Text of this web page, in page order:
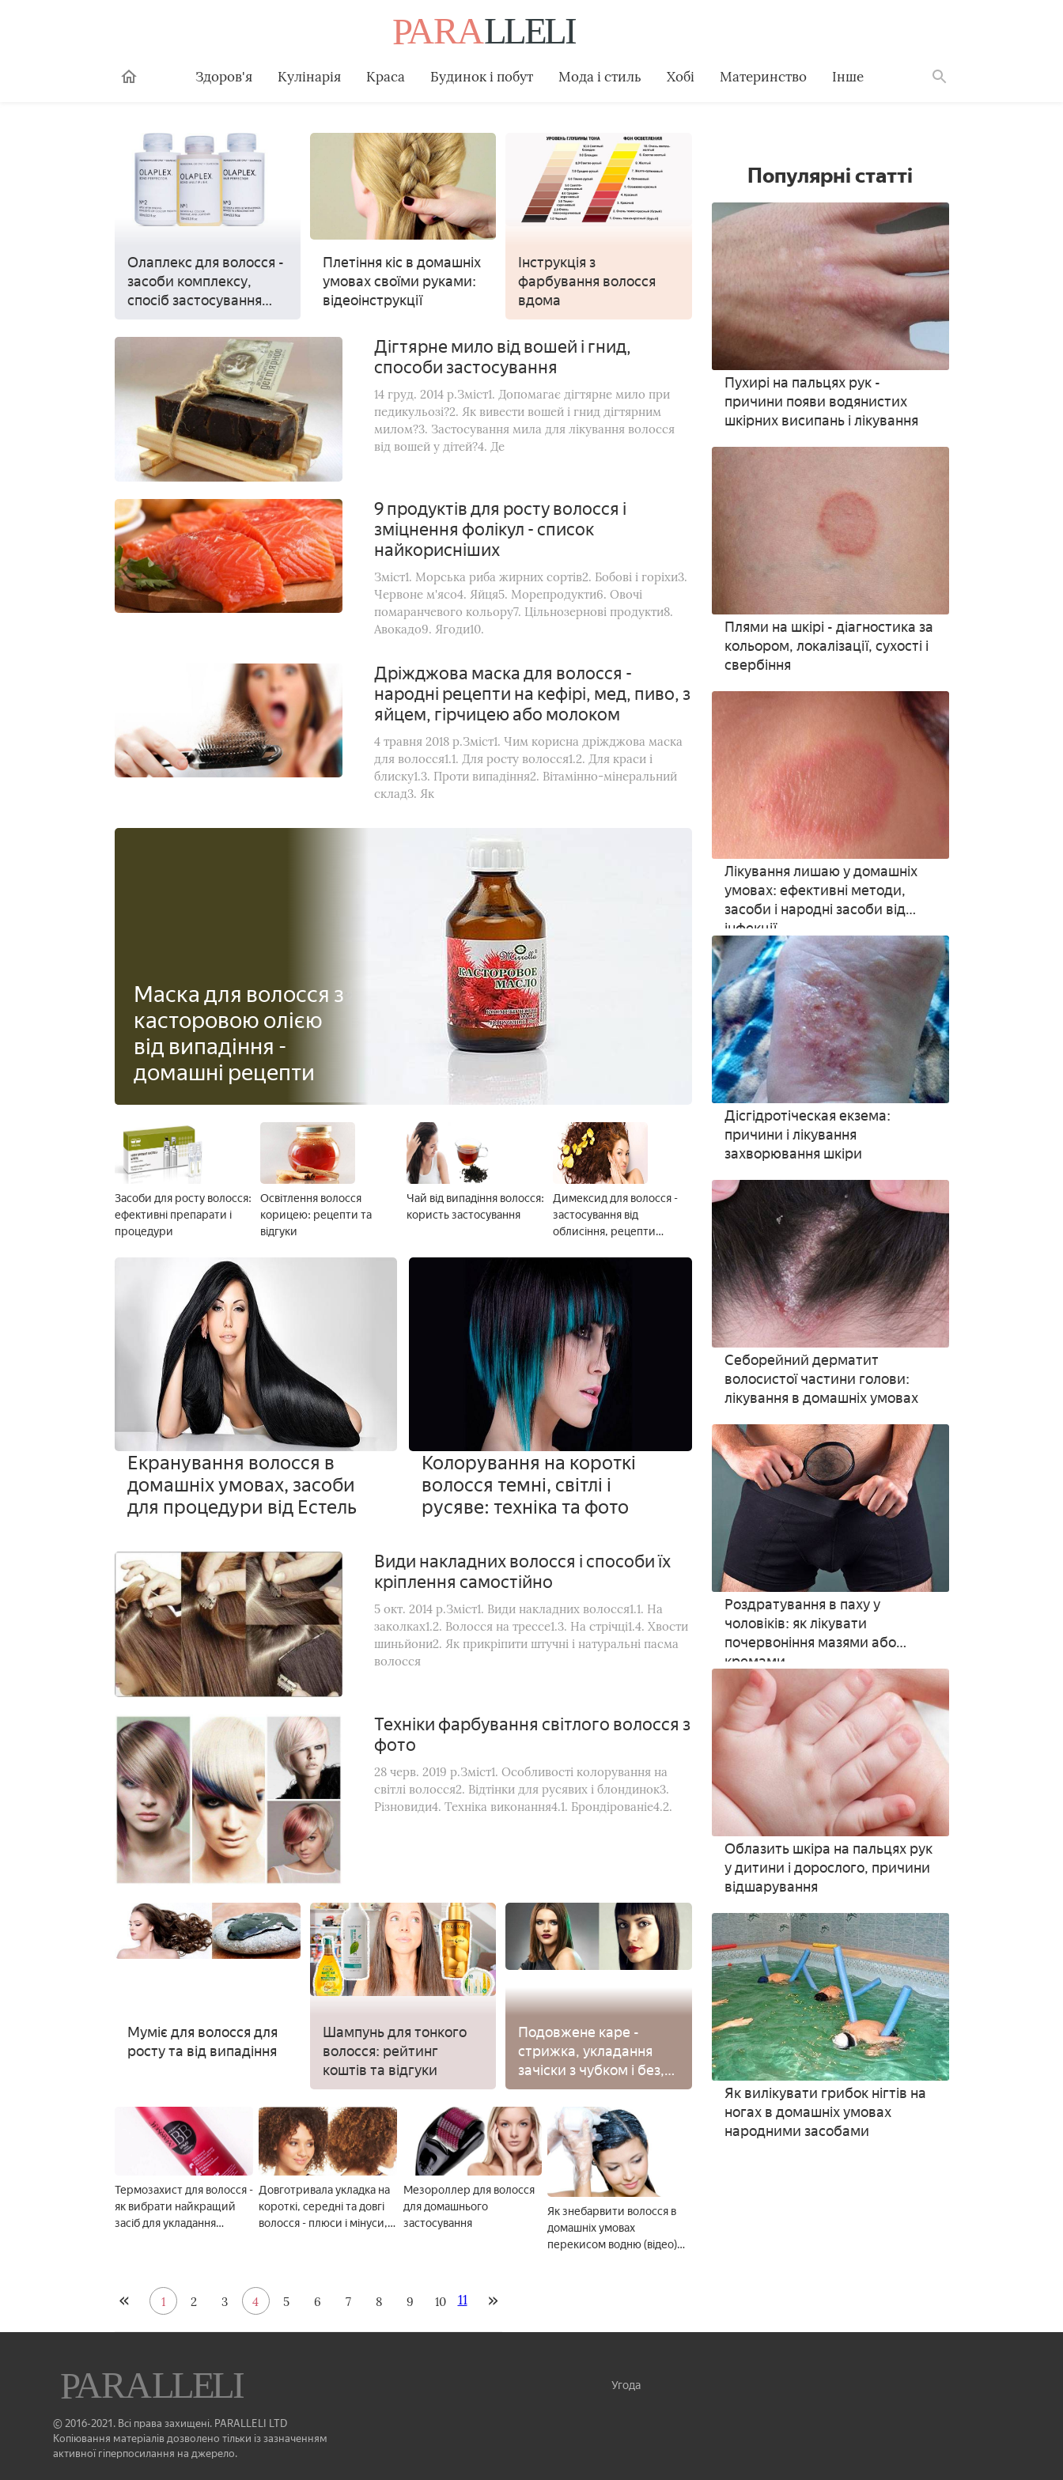
Здоров'я Кулінарія Краса Будинок і побут Мода і стиль Хобі Материнство Інше
Олаплекс для волосся -
засоби комплексу,
спосіб застосування
і для відновлення
Плетіння кіс в домашніх
умовах своїми руками:
відеоінструкції
Інструкція з
фарбування волосся
вдома
Дігтярне мило від вошей і гнид,
способи застосування
14 груд. 2014 р.Зміст1. Допомагає дігтярне мило при
педикульозі?2. Як вивести вошей і гнид дігтярним
милом?3. Застосування мила для лікування волосся
від вошей у дітей?4. Де
9 продуктів для росту волосся і
зміцнення фолікул - список
найкорисніших
Зміст1. Морська риба жирних сортів2. Бобові і горіхи3.
Червоне м'ясо4. Яйця5. Морепродукти6. Овочі
помаранчевого кольору7. Цільнозернові продукти8.
Авокадо9. Ягоди10.
Дріжджова маска для волосся -
народні рецепти на кефірі, мед, пиво, з
яйцем, гірчицею або молоком
4 травня 2018 р.Зміст1. Чим корисна дріжджова маска
для волосся1.1. Для росту волосся1.2. Для краси і
блиску1.3. Проти випадіння2. Вітамінно-мінеральний
склад3. Як
Маска для волосся з
касторовою олією
від випадіння -
домашні рецепти
Засоби для росту волосся:
ефективні препарати і
процедури
Освітлення волосся
корицею: рецепти та
відгуки
Чай від випадіння волосся:
користь застосування
Димексид для волосся -
застосування від
облисіння, рецепти
Екранування волосся в
домашніх умовах, засоби
для процедури від Естель
Колорування на короткі
волосся темні, світлі і
русяве: техніка та фото
Види накладних волосся і способи їх
кріплення самостійно
5 окт. 2014 р.Зміст1. Види накладних волосся1.1. На
заколках1.2. Волосся на трессе1.3. На стрічці1.4. Хвости
шиньйони2. Як прикріпити штучні і натуральні пасма
волосся
Техніки фарбування світлого волосся з
фото
28 черв. 2019 р.Зміст1. Особливості колорування на
світлі волосся2. Відтінки для русявих і блондинок3.
Різновиди4. Техніка виконання4.1. Брондірованіе4.2.
Муміє для волосся для
росту та від випадіння
Шампунь для тонкого
волосся: рейтинг
коштів та відгуки
Подовжене каре -
стрижка, укладання
зачіски з чубком і без,
фото і відео
Термозахист для волосся -
як вибрати найкращий
засіб для укладання
Довготривала укладка на
короткі, середні та довгі
волосся - плюси і мінуси,
Мезороллер для волосся
для домашнього
застосування
Як знебарвити волосся в
домашніх умовах
перекисом водню (відео) і
1 2 3 4 5 6 7 8 9 10 11
Популярні статті
Пухирі на пальцях рук -
причини появи водянистих
шкірних висипань і лікування
Плями на шкірі - діагностика за
кольором, локалізації, сухості і
свербіння
Лікування лишаю у домашніх
умовах: ефективні методи,
засоби і народні засоби від
інфекції
Дісгідротіческая екзема:
причини і лікування
захворювання шкіри
Себорейний дерматит
волосистої частини голови:
лікування в домашніх умовах
Роздратування в паху у
чоловіків: як лікувати
почервоніння мазями або
кремами
Облазить шкіра на пальцях рук
у дитини і дорослого, причини
відшарування
Як вилікувати грибок нігтів на
ногах в домашніх умовах
народними засобами
Угода
© 2016-2021. Всі права захищені. PARALLELI LTD
Копіювання матеріалів дозволено тільки із зазначенням
активної гіперпосилання на джерело.